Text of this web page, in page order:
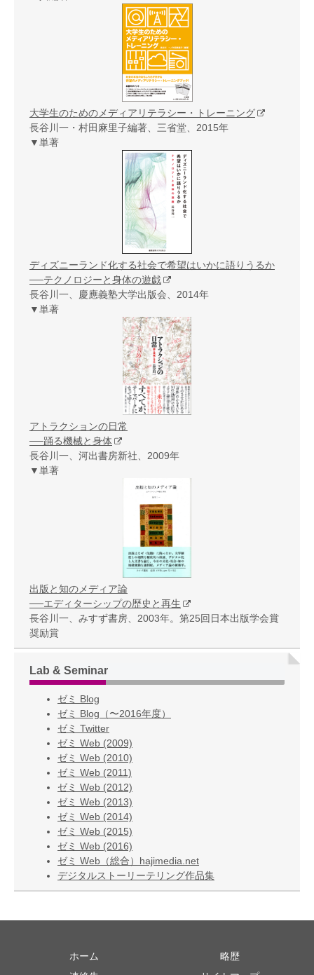
大学生のためのメディアリテラシー・トレーニング
長谷川一・村田麻里子編著、三省堂、2015年
▼単著
ディズニーランド化する社会で希望はいかに語りうるか
──テクノロジーと身体の遊戯
長谷川一、慶應義塾大学出版会、2014年
▼単著
アトラクションの日常
──踊る機械と身体
長谷川一、河出書房新社、2009年
▼単著
出版と知のメディア論
──エディターシップの歴史と再生
長谷川一、みすず書房、2003年。第25回日本出版学会賞
奨励賞
Lab & Seminar
ゼミ Blog
ゼミ Blog（〜2016年度）
ゼミ Twitter
ゼミ Web (2009)
ゼミ Web (2010)
ゼミ Web (2011)
ゼミ Web (2012)
ゼミ Web (2013)
ゼミ Web (2014)
ゼミ Web (2015)
ゼミ Web (2016)
ゼミ Web（総合）hajimedia.net
デジタルストーリーテリング作品集
ホーム
略歴